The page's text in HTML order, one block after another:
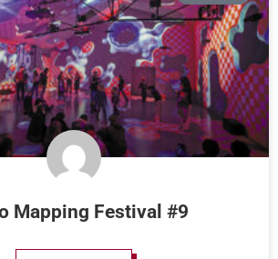
Mapping Festival #9